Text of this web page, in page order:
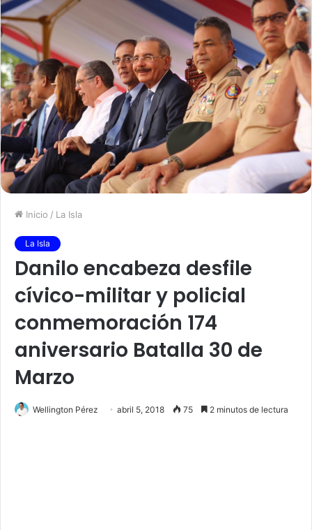
Inicio / La Isla
La Isla
Danilo encabeza desfile
cívico-militar y policial
conmemoración 174
aniversario Batalla 30 de
Marzo
Wellington Pérez abril 5, 2018 75 2 minutos de lectura